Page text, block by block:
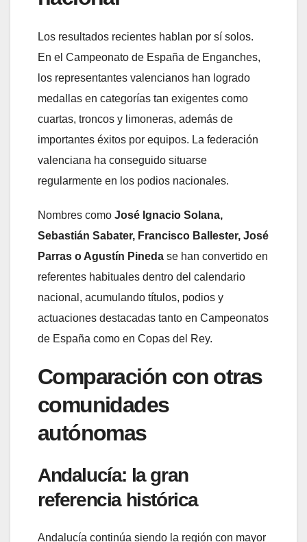
Los resultados recientes hablan por sí solos.
En el Campeonato de España de Enganches,
los representantes valencianos han logrado
medallas en categorías tan exigentes como
cuartas, troncos y limoneras, además de
importantes éxitos por equipos. La federación
valenciana ha conseguido situarse
regularmente en los podios nacionales.
Nombres como José Ignacio Solana,
Sebastián Sabater, Francisco Ballester, José
Parras o Agustín Pineda se han convertido en
referentes habituales dentro del calendario
nacional, acumulando títulos, podios y
actuaciones destacadas tanto en Campeonatos
de España como en Copas del Rey.
Comparación con otras
comunidades
autónomas
Andalucía: la gran
referencia histórica
Andalucía continúa siendo la región con mayor